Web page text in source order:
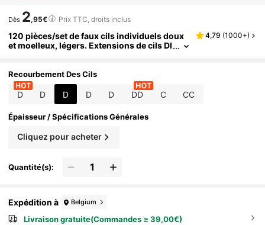
Dès 2,95€ Prix TTC, droits inclus
120 pièces/set de faux cils individuels doux
et moelleux, légers. Extensions de cils DI
4,79 (1000+)
Recourbement Des Cils
D D D D D DD C CC
Épaisseur / Spécifications Générales
Cliquez pour acheter
Quantité(s):
Expédition à Belgium
Livraison gratuite(Commandes ≥ 39,00€)